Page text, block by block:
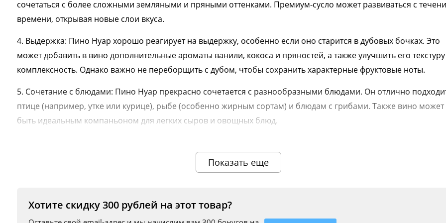
сочетаться с более сложными земляными и пряными оттенками. Премиум-сусло может развиваться с
времени, открывая новые слои вкуса.
4. Выдержка: Пино Нуар хорошо реагирует на выдержку, особенно если оно старится в дубовых бочках. Это
может добавить в вино дополнительные ароматы ванили, кокоса и пряностей, а также улучшить его
комплексность. Однако важно не переборщить с дубом, чтобы сохранить характерные фруктовые ноты.
5. Сочетание с блюдами: Пино Нуар прекрасно сочетается с разнообразными блюдами. Он отлично
птице (например, утке или курице), рыбе (особенно жирным сортам) и блюдам с грибами. Также вино может
быть идеальным компаньоном для легких сыров и овощных блюд.
возможность насладиться уникальным и многослойным опытом, который этот сорт предлагает. Вина из Пино
Нуар часто ценятся за свою утонченность и способность передавать терруар региона, в котором они были
Объем: 5 кг
Показать еще
Хотите скидку 300 рублей на этот товар?